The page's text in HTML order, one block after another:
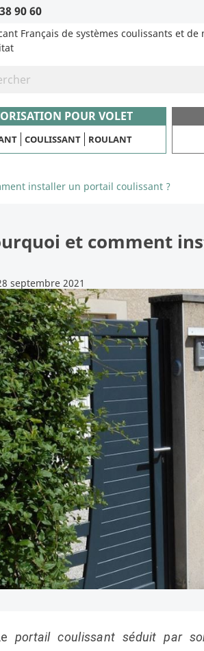
90 60
Français de systèmes coulissants et
POUR VOLET
COULISSANT ROULANT
installer un portail coulissant ?
et comment
septembre 2021
portail coulissant séduit par